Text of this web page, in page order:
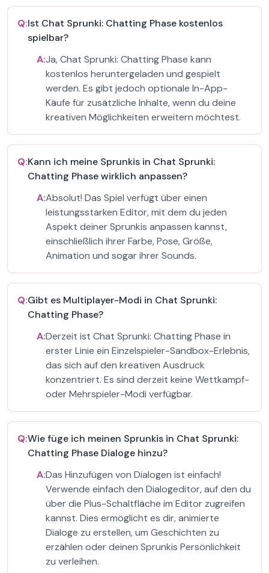
Q:Ist Chat Sprunki: Chatting Phase kostenlos
spielbar?
A:Ja, Chat Sprunki: Chatting Phase kann
kostenlos heruntergeladen und gespielt
werden. Es gibt jedoch optionale In-App-
Käufe für zusätzliche Inhalte, wenn du deine
kreativen Möglichkeiten erweitern möchtest.
Q:Kann ich meine Sprunkis in Chat Sprunki:
Chatting Phase wirklich anpassen?
A:Absolut! Das Spiel verfügt über einen
leistungsstarken Editor, mit dem du jeden
Aspekt deiner Sprunkis anpassen kannst,
einschließlich ihrer Farbe, Pose, Größe,
Animation und sogar ihrer Sounds.
Q:Gibt es Multiplayer-Modi in Chat Sprunki:
Chatting Phase?
A:Derzeit ist Chat Sprunki: Chatting Phase in
erster Linie ein Einzelspieler-Sandbox-Erlebnis,
das sich auf den kreativen Ausdruck
konzentriert. Es sind derzeit keine Wettkampf-
oder Mehrspieler-Modi verfügbar.
Q:Wie füge ich meinen Sprunkis in Chat Sprunki:
Chatting Phase Dialoge hinzu?
A:Das Hinzufügen von Dialogen ist einfach!
Verwende einfach den Dialogeditor, auf den du
über die Plus-Schaltfläche im Editor zugreifen
kannst. Dies ermöglicht es dir, animierte
Dialoge zu erstellen, um Geschichten zu
erzählen oder deinen Sprunkis Persönlichkeit
zu verleihen.